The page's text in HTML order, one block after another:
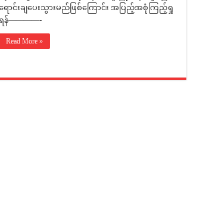
ောင်းချပေးသွားမည်ဖြစ်ကြောင်း အပြည့်အစုံကြည့်ရှု
န်————-
Read More »